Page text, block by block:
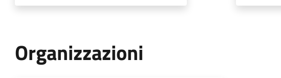
Organizzazioni